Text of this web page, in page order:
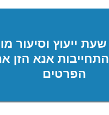
ייעוץ וסיעור
אנא הזן
הפרטים